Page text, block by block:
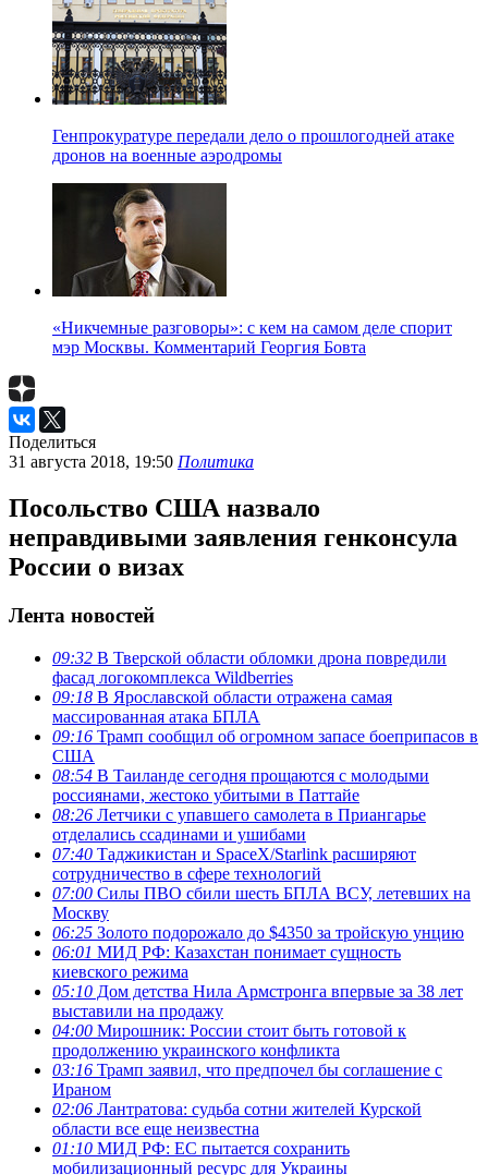
Генпрокуратуре передали дело о прошлогодней атаке
дронов на военные аэродромы
«Никчемные разговоры»: с кем на самом деле спорит
мэр Москвы. Комментарий Георгия Бовта
Поделиться
31 августа 2018, 19:50 Политика
Посольство США назвало
неправдивыми заявления генконсула
России о визах
Лента новостей
09:32 В Тверской области обломки дрона повредили
фасад логокомплекса Wildberries
09:18 В Ярославской области отражена самая
массированная атака БПЛА
09:16 Трамп сообщил об огромном запасе боеприпасов в
США
08:54 В Таиланде сегодня прощаются с молодыми
россиянами, жестоко убитыми в Паттайе
08:26 Летчики с упавшего самолета в Приангарье
отделались ссадинами и ушибами
07:40 Таджикистан и SpaceX/Starlink расширяют
сотрудничество в сфере технологий
07:00 Силы ПВО сбили шесть БПЛА ВСУ, летевших на
Москву
06:25 Золото подорожало до $4350 за тройскую унцию
06:01 МИД РФ: Казахстан понимает сущность
киевского режима
05:10 Дом детства Нила Армстронга впервые за 38 лет
выставили на продажу
04:00 Мирошник: России стоит быть готовой к
продолжению украинского конфликта
03:16 Трамп заявил, что предпочел бы соглашение с
Ираном
02:06 Лантратова: судьба сотни жителей Курской
области все еще неизвестна
01:10 МИД РФ: ЕС пытается сохранить
мобилизационный ресурс для Украины